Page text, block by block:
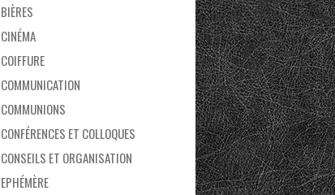
BIÈRES
CINÉMA
COIFFURE
COMMUNICATION
COMMUNIONS
CONFÉRENCES ET COLLOQUES
CONSEILS ET ORGANISATION
EPHÉMÈRE